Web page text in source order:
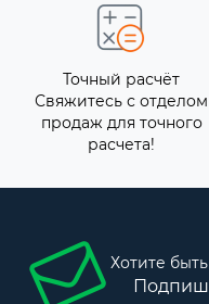
Точный расчёт
Свяжитесь с отделом
продаж для точного
расчета!
Хотите